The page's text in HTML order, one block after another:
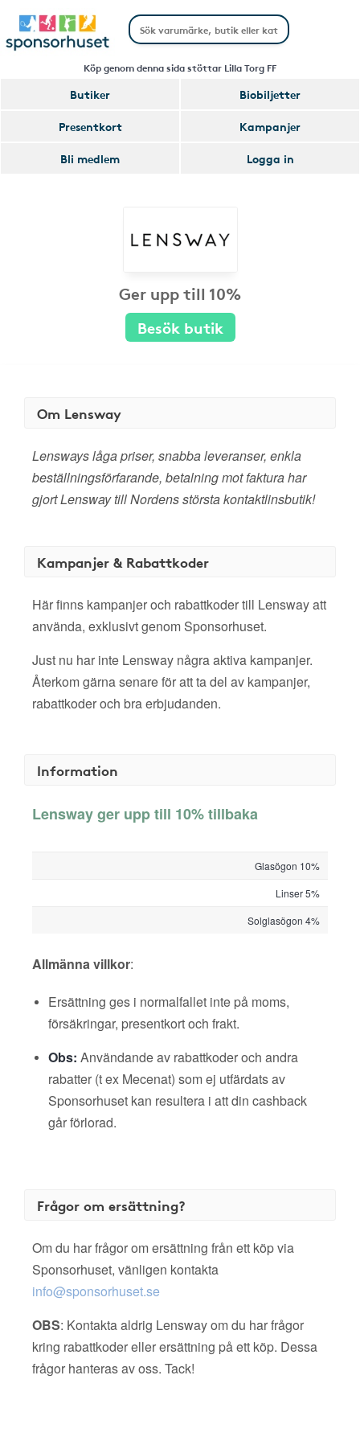
Köp genom denna sida stöttar Lilla Torg FF
Butiker
Biobiljetter
Presentkort
Kampanjer
Bli medlem
Logga in
Ger upp till 10%
Besök butik
Om Lensway
Lensways låga priser, snabba leveranser, enkla
beställningsförfarande, betalning mot faktura har
gjort Lensway till Nordens största kontaktlinsbutik!
Kampanjer & Rabattkoder
Här finns kampanjer och rabattkoder till Lensway att
använda, exklusivt genom Sponsorhuset.
Just nu har inte Lensway några aktiva kampanjer.
Återkom gärna senare för att ta del av kampanjer,
rabattkoder och bra erbjudanden.
Information
Lensway ger upp till 10% tillbaka
Glasögon 10%
Linser 5%
Solglasögon 4%
Allmänna villkor:
Ersättning ges i normalfallet inte på moms,
försäkringar, presentkort och frakt.
Obs: Användande av rabattkoder och andra
rabatter (t ex Mecenat) som ej utfärdats av
Sponsorhuset kan resultera i att din cashback
går förlorad.
Frågor om ersättning?
Om du har frågor om ersättning från ett köp via
Sponsorhuset, vänligen kontakta
info@sponsorhuset.se
OBS: Kontakta aldrig Lensway om du har frågor
kring rabattkoder eller ersättning på ett köp. Dessa
frågor hanteras av oss. Tack!